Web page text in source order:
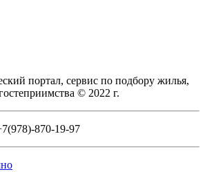
портал, сервис по подбору жилья,
© 2022 г.
870-19-97